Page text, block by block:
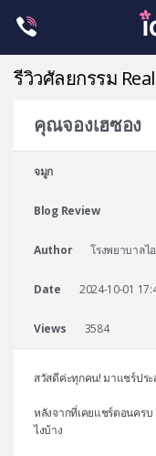
ศัลยกรรม โครงหน้า
ศัลยกรรมผู้ชาย
แผนกผิวหนัง
รีวิวศัลยกรรม
คุณจองเฮซอง
จมูก
Blog Review
Author โรงพยาบาลไ
Date 2024-10-01
Views 3584
สวัสดีค่ะทุกคน! มาแชร์ปร
หลังจากที่เคยแชร์ตอนครบ
ไงบ้าง